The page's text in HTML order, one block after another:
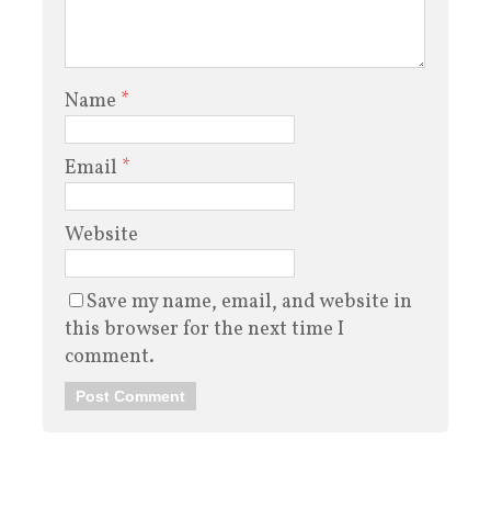
Name *
Email *
Website
Save my name, email, and website in
this browser for the next time I
comment.